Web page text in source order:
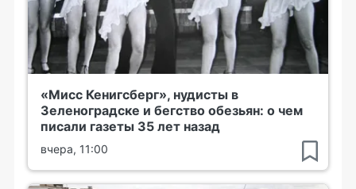
«Мисс Кенигсберг», нудисты в
Зеленоградске и бегство обезьян: о чем
писали газеты 35 лет назад
вчера, 11:00